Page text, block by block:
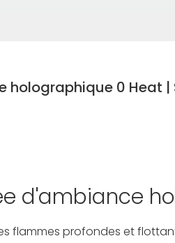
holographique 0 Heat |
d'ambiance
flammes profondes et